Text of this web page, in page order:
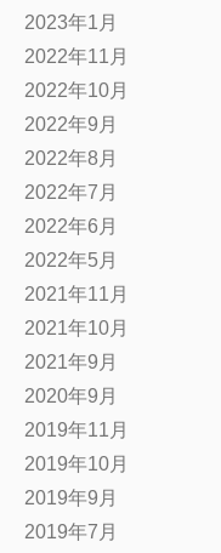
2023年1月
2022年11月
2022年10月
2022年9月
2022年8月
2022年7月
2022年6月
2022年5月
2021年11月
2021年10月
2021年9月
2020年9月
2019年11月
2019年10月
2019年9月
2019年7月